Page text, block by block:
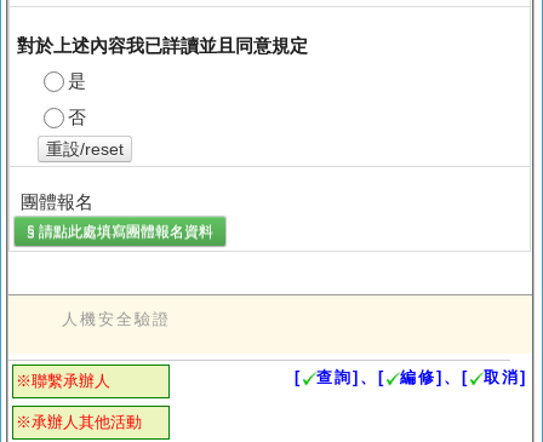
對於上述內容我已詳讀並且同意規定
是
否
重設/reset
團體報名
§ 請點此處填寫團體報名 資料
人機安全驗證
※聯繫承辦人
※承辦人其他活動
[ 查詢]、[ 編修]、[ 取消]